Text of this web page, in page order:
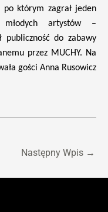
po którym zagrał jeden
młodych artystów –
publiczność do zabawy
przez MUCHY. Na
gości Anna Rusowicz
Następny Wpis →